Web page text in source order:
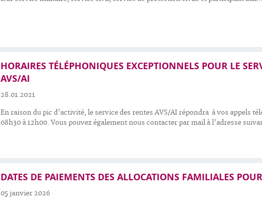
HORAIRES TÉLÉPHONIQUES EXCEPTIONNELS POUR LE
AVS/AI
28.01.2021
En raison du pic d'activité, le service des rentes AVS/AI répondra à vos appels
08h30 à 12h00. Vous pouvez également nous contacter par mail à l'adresse
DATES DE PAIEMENTS DES ALLOCATIONS FAMILIALES
05 janvier 2026